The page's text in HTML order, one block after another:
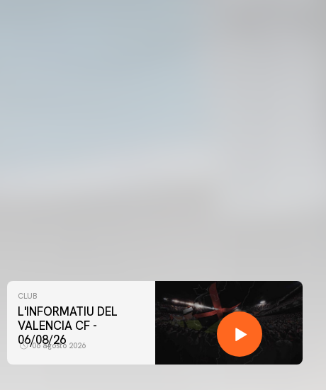
CLUB
L'INFORMATIU DEL
VALENCIA CF -
06/08/26
06 agosto 2026